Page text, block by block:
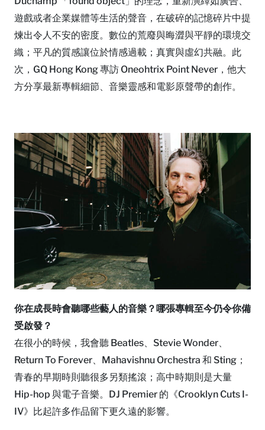
遊戲或者企業媒體等生活的聲音，在破碎的記憶碎片中提
煉出令人不安的密度。數位的荒廢與晦澀與平靜的環境交
織；平凡的質感讓位於情感過載；真實與虛幻共融。此
次，GQ Hong Kong 專訪 Oneohtrix Point Never，他大
方分享最新專輯細節、音樂靈感和電影原聲帶的創作。
你在成長時會聽哪些藝人的音樂？哪張專輯至今仍令你備
受啟發？
在很小的時候，我會聽 Beatles、Stevie Wonder、
Return To Forever、Mahavishnu Orchestra 和 Sting；
青春的早期時則聽很多另類搖滾；高中時期則是大量
Hip-hop 與電子音樂。DJ Premier 的《Crooklyn Cuts I-
IV》比起許多作品留下更久遠的影響。